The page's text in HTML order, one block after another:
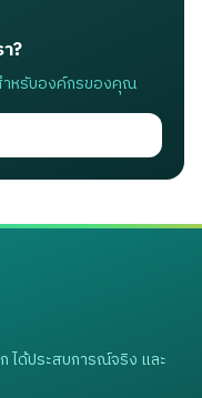
?
ำหรับองค์กรของคุณ
ได้ประสบการณ์จริง และ